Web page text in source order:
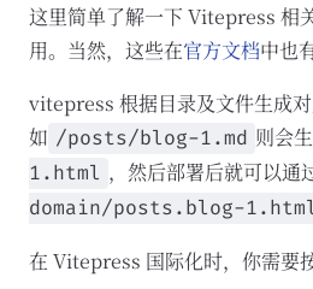
这里简单了解一下 Vitepress 相
用。当然，这些在官方文档中也
vitepress 根据目录及文件生成
如 /posts/blog-1.md 则会
1.html ，然后部署后就可以通
domain/posts.blog-
在 Vitepress 国际化时，你需要